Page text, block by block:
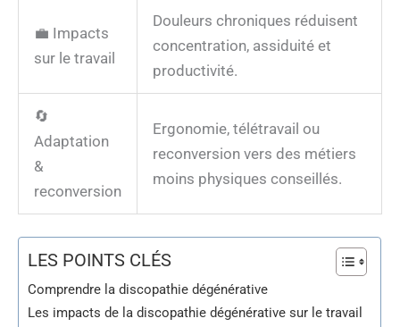
💼 Impacts
sur le travail
Douleurs chroniques réduisent
concentration, assiduité et
productivité.
🔄
Adaptation
&
reconversion
Ergonomie, télétravail ou
reconversion vers des métiers
moins physiques conseillés.
LES POINTS CLÉS
Comprendre la discopathie dégénérative
Les impacts de la discopathie dégénérative sur le travail